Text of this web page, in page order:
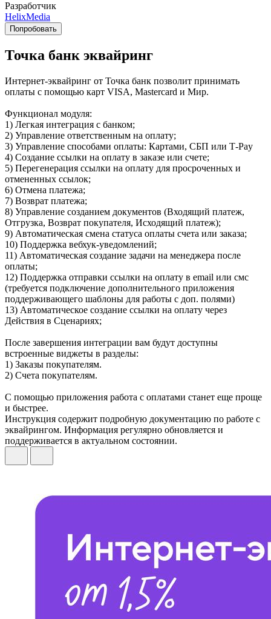
Разработчик
HelixMedia
Попробовать
Точка банк эквайринг
Интернет-эквайринг от Точка банк позволит принимать
оплаты с помощью карт VISA, Mastercard и Мир.
Функционал модуля:
1) Легкая интеграция с банком;
2) Управление ответственным на оплату;
3) Управление способами оплаты: Картами, СБП или Т-Pay
4) Создание ссылки на оплату в заказе или счете;
5) Перегенерация ссылки на оплату для просроченных и
отмененных ссылок;
6) Отмена платежа;
7) Возврат платежа;
8) Управление созданием документов (Входящий платеж,
Отгрузка, Возврат покупателя, Исходящий платеж);
9) Автоматическая смена статуса оплаты счета или заказа;
10) Поддержка вебхук-уведомлений;
11) Автоматическая создание задачи на менеджера после
оплаты;
12) Поддержка отправки ссылки на оплату в email или смс
(требуется подключение дополнительного приложения
поддерживающего шаблоны для работы с доп. полями)
13) Автоматическое создание ссылки на оплату через
Действия в Сценариях;
После завершения интеграции вам будут доступны
встроенные виджеты в разделы:
1) Заказы покупателям.
2) Счета покупателям.
С помощью приложения работа с оплатами станет еще проще
и быстрее.
Инструкция содержит подробную документацию по работе с
эквайрингом. Информация регулярно обновляется и
поддерживается в актуальном состоянии.